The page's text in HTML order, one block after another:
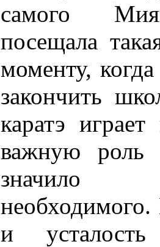
самого
посещала
моменту,
закончить
каратэ
важную роль
значило
необходимого.
и